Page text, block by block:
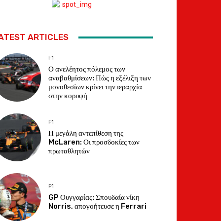
ARTICLES
F1
Ο ανελέητος πόλεμος των
αναβαθμίσεων: Πώς η εξέλιξη των
μονοθεσίων κρίνει την ιεραρχία
στην κορυφή
F1
Η μεγάλη αντεπίθεση της
McLaren: Οι προσδοκίες των
πρωταθλητών
F1
GP Ουγγαρίας: Σπουδαία νίκη
Norris, απογοήτευσε η Ferrari